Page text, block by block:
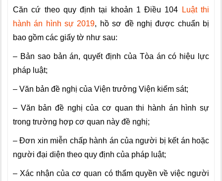
Căn cứ theo quy định tại khoản 1 Điều 104
Luật thi
hành án hình sự 2019, hồ sơ đề nghị được chuẩn bị
bao gồm các giấy tờ như sau:
– Bản sao bản án, quyết định của Tòa án có hiệu lực
pháp luật;
– Văn bản đề nghị của Viện trưởng Viện kiểm sát;
– Văn bản đề nghị của cơ quan thi hành án hình sự
trong trường hợp cơ quan này đề nghị;
– Đơn xin miễn chấp hành án của người bị kết án hoặc
người đại diện theo quy định của pháp luật;
– Xác nhận của cơ quan có thẩm quyền về việc người